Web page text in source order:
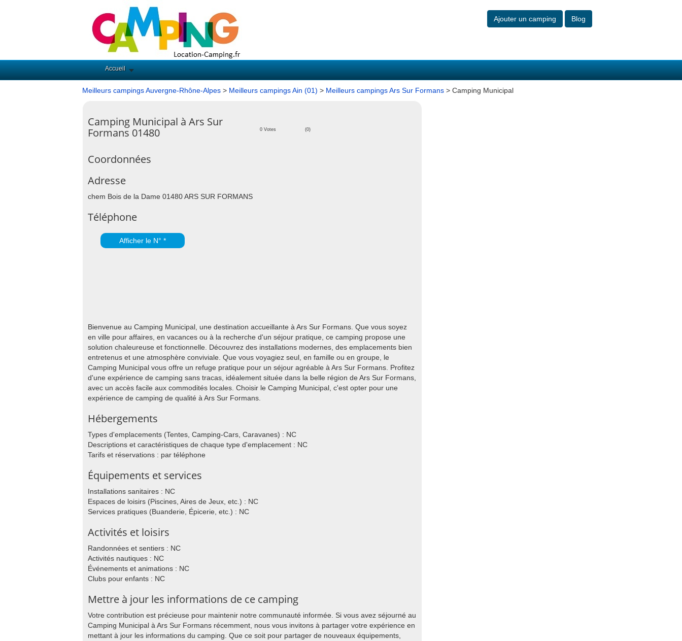
Ajouter un camping Blog
Accueil
Meilleurs campings Auvergne-Rhône-Alpes > Meilleurs campings Ain (01) > Meilleurs campings Ars Sur Formans > Camping Municipal
Camping Municipal à Ars Sur
Formans 01480
0 Votes (0)
Coordonnées
Adresse
chem Bois de la Dame 01480 ARS SUR FORMANS
Téléphone
Afficher le N° *
Bienvenue au Camping Municipal, une destination accueillante à Ars Sur Formans. Que vous soyez
en ville pour affaires, en vacances ou à la recherche d'un séjour pratique, ce camping propose une
solution chaleureuse et fonctionnelle. Découvrez des installations modernes, des emplacements bien
entretenus et une atmosphère conviviale. Que vous voyagiez seul, en famille ou en groupe, le
Camping Municipal vous offre un refuge pratique pour un séjour agréable à Ars Sur Formans. Profitez
d'une expérience de camping sans tracas, idéalement située dans la belle région de Ars Sur Formans,
avec un accès facile aux commodités locales. Choisir le Camping Municipal, c'est opter pour une
expérience de camping de qualité à Ars Sur Formans.
Hébergements
Types d'emplacements (Tentes, Camping-Cars, Caravanes) : NC
Descriptions et caractéristiques de chaque type d'emplacement : NC
Tarifs et réservations : par téléphone
Équipements et services
Installations sanitaires : NC
Espaces de loisirs (Piscines, Aires de Jeux, etc.) : NC
Services pratiques (Buanderie, Épicerie, etc.) : NC
Activités et loisirs
Randonnées et sentiers : NC
Activités nautiques : NC
Événements et animations : NC
Clubs pour enfants : NC
Mettre à jour les informations de ce camping
Votre contribution est précieuse pour maintenir notre communauté informée. Si vous avez séjourné au
Camping Municipal à Ars Sur Formans récemment, nous vous invitons à partager votre expérience en
mettant à jour les informations du camping. Que ce soit pour partager de nouveaux équipements,